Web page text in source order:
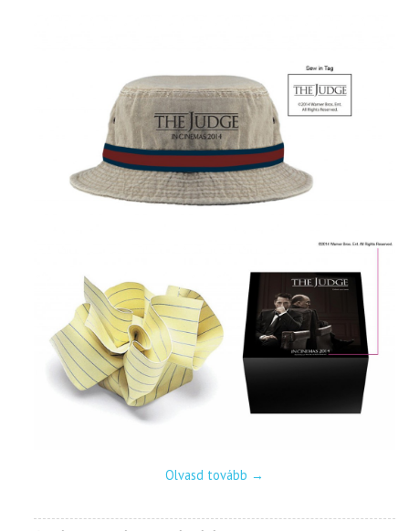
Olvasd tovább →